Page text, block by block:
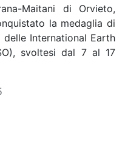
Maitani di Orvieto,
la medaglia di
International Earth
svoltesi dal 7 al 17